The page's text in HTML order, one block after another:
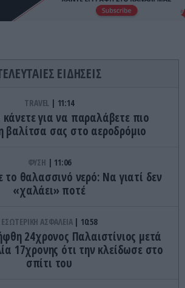
ΕΙΔΗΣΕΙΣ
TRAVEL 11:14
κάνετε για να παραλάβετε πιο
βαλίτσα σας στο αεροδρόμιο
ΦΥΣΗ 11:06
το θαλασσινό νερό: Να γιατί δεν
«χαλάει» ποτέ
ΕΣΩΤΕΡΙΚΗ ΑΣΦΑΛΕΙΑ 10:58
24χρονος Παλαιστίνιος μετά
17χρονης ότι την κλείδωσε στο
σπίτι του